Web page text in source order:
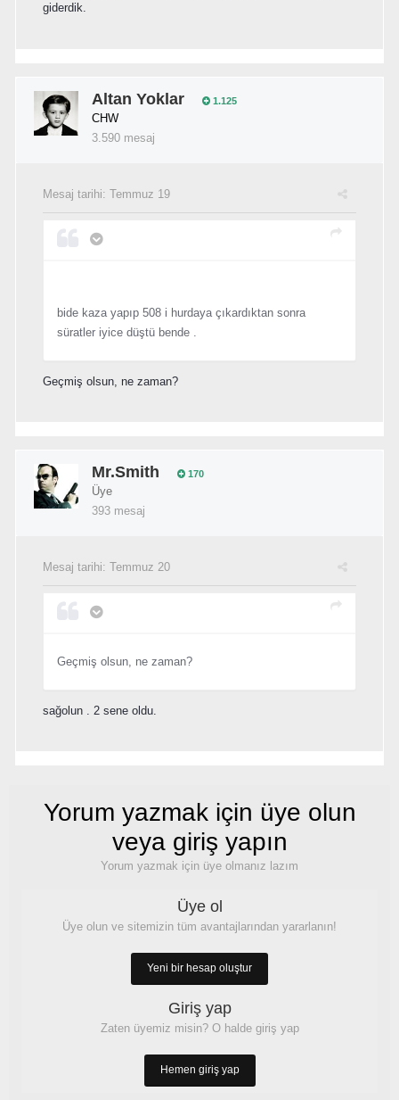
giderdik.
Altan Yoklar 1.125
CHW
3.590 mesaj
Mesaj tarihi: Temmuz 19
bide kaza yapıp 508 i hurdaya çıkardıktan sonra
süratler iyice düştü bende .
Geçmiş olsun, ne zaman?
Mr.Smith 170
Üye
393 mesaj
Mesaj tarihi: Temmuz 20
Geçmiş olsun, ne zaman?
sağolun . 2 sene oldu.
Yorum yazmak için üye olun
veya giriş yapın
Yorum yazmak için üye olmanız lazım
Üye ol
Üye olun ve sitemizin tüm avantajlarından yararlanın!
Yeni bir hesap oluştur
Giriş yap
Zaten üyemiz misin? O halde giriş yap
Hemen giriş yap